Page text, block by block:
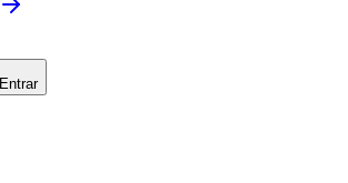
Entrar